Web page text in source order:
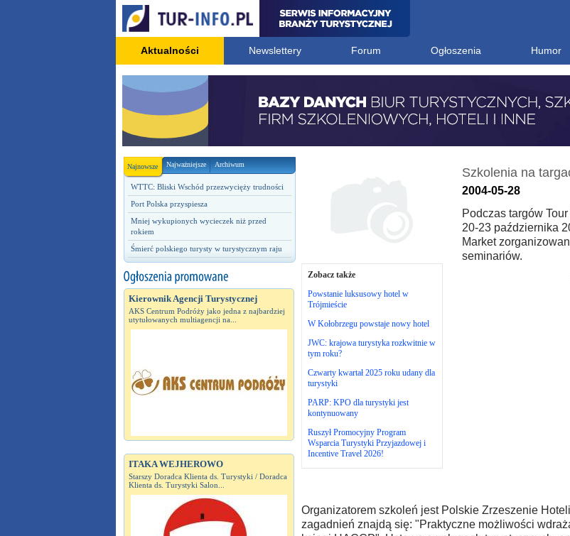
Aktualności Newslettery Forum Ogłoszenia Humor
Najnowsze Najważniejsze Archiwum
WTTC: Bliski Wschód przezwycięży trudności
Port Polska przyspiesza
Mniej wykupionych wycieczek niż przed
rokiem
Śmierć polskiego turysty w turystycznym raju
Kierownik Agencji Turystycznej
AKS Centrum Podróży jako jedna z najbardziej
utytułowanych multiagencji na...
ITAKA WEJHEROWO
Starszy Doradca Klienta ds. Turystyki / Doradca
Klienta ds. Turystyki Salon...
Zobacz także
Powstanie luksusowy hotel w
Trójmieście
W Kołobrzegu powstaje nowy hotel
JWC: krajowa turystyka rozkwitnie w
tym roku?
Czwarty kwartał 2025 roku udany dla
turystyki
PARP: KPO dla turystyki jest
kontynuowany
Ruszył Promocyjny Program
Wsparcia Turystyki Przyjazdowej i
Incentive Travel 2026!
Szkolenia na
2004-05-28
Podczas targów
20-23 października
Market
seminariów.
Organizatorem szkoleń jest Polskie Zrzeszenie
zagadnień znajdą się: "Praktyczne możliwości